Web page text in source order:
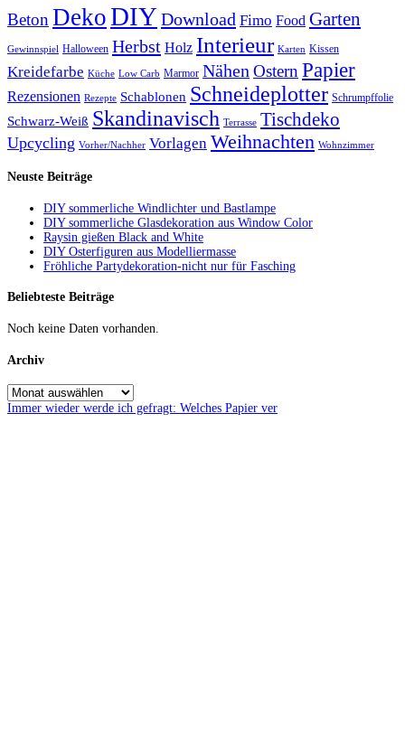
Beton DekoDIYDownload Fimo Food Garten
Gewinnspiel Halloween Herbst Holz Interieur Karten Kissen
Kreidefarbe Küche Low Carb Marmor Nähen Ostern Papier
Rezensionen Rezepte Schablonen Schneideplotter Schrumpffolie
Schwarz-Weiß Skandinavisch Terrasse Tischdeko
Upcycling Vorher/Nachher Vorlagen Weihnachten Wohnzimmer
Neuste Beiträge
DIY sommerliche Windlichter und Bastlampe
DIY sommerliche Glasdekoration aus Window Color
Raysin gießen Black and White
DIY Osterfiguren aus Modelliermasse
Fröhliche Partydekoration-nicht nur für Fasching
Beliebteste Beiträge
Noch keine Daten vorhanden.
Archiv
Immer wieder werde ich gefragt: Welches Papier ver